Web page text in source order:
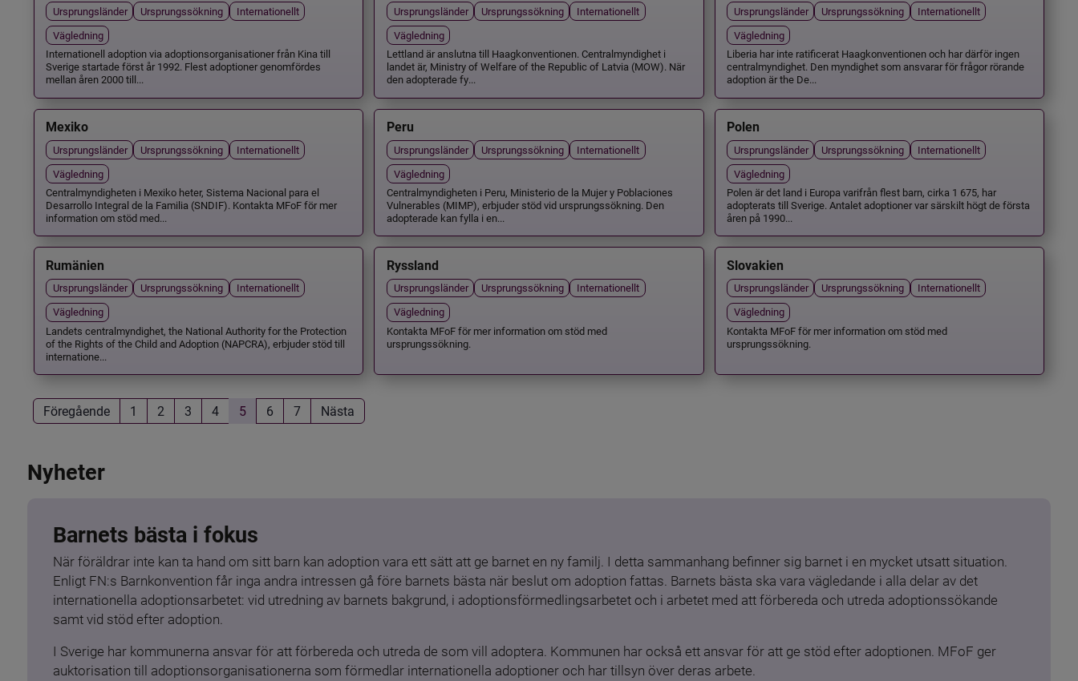
Ursprungsländer Ursprungssökning
Internationellt
Vägledning
Internationell adoption via adoptionsorganisationer från Kina till
Sverige startade först år 1992. Flest adoptioner genomfördes
mellan åren 2000 till...
Ursprungsländer Ursprungssökning
Internationellt
Vägledning
Lettland är anslutna till Haagkonventionen. Centralmyndighet i
landet är, Ministry of Welfare of the Republic of Latvia (MOW). När
den adopterade fy...
Ursprungsländer Ursprungssökning
Internationellt
Vägledning
Liberia har inte ratificerat Haagkonventionen och har därför ingen
centralmyndighet. Den myndighet som ansvarar för frågor rörande
adoption är the De...
Mexiko
Ursprungsländer Ursprungssökning
Internationellt
Vägledning
Centralmyndigheten i Mexiko heter, Sistema Nacional para el
Desarrollo Integral de la Familia (SNDIF). Kontakta MFoF för mer
information om stöd med...
Peru
Ursprungsländer Ursprungssökning
Internationellt
Vägledning
Centralmyndigheten i Peru, Ministerio de la Mujer y Poblaciones
Vulnerables (MIMP), erbjuder stöd vid ursprungssökning. Den
adopterade kan fylla i en...
Polen
Ursprungsländer Ursprungssökning
Internationellt
Vägledning
Polen är det land i Europa varifrån flest barn, cirka 1 675, har
adopterats till Sverige. Antalet adoptioner var särskilt högt de första
åren på 1990...
Rumänien
Ursprungsländer Ursprungssökning
Internationellt
Vägledning
Landets centralmyndighet, the National Authority for the Protection
of the Rights of the Child and Adoption (NAPCRA), erbjuder stöd till
internatione...
Ryssland
Ursprungsländer Ursprungssökning
Internationellt
Vägledning
Kontakta MFoF för mer information om stöd med
ursprungssökning.
Slovakien
Ursprungsländer Ursprungssökning
Internationellt
Vägledning
Kontakta MFoF för mer information om stöd med
ursprungssökning.
Föregående 1 2 3 4 5 6 7 Nästa
Nyheter
Barnets bästa i fokus
När föräldrar inte kan ta hand om sitt barn kan adoption vara ett sätt att ge barnet en ny familj. I detta sammanhang befinner sig barnet i en mycket utsatt situation.
Enligt FN:s Barnkonvention får inga andra intressen gå före barnets bästa när beslut om adoption fattas. Barnets bästa ska vara vägledande i alla delar av det
internationella adoptionsarbetet: vid utredning av barnets bakgrund, i adoptionsförmedlingsarbetet och i arbetet med att förbereda och utreda adoptionssökande
samt vid stöd efter adoption.
I Sverige har kommunerna ansvar för att förbereda och utreda de som vill adoptera. Kommunen har också ett ansvar för att ge stöd efter adoptionen. MFoF ger
auktorisation till adoptionsorganisationerna som förmedlar internationella adoptioner och har tillsyn över deras arbete.